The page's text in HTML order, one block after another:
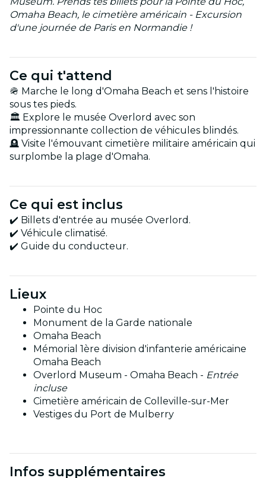
Omaha Beach, le cimetière américain - Excursion
d'une journée de Paris en Normandie !
Ce qui t'attend
🪖 Marche le long d'Omaha Beach et sens l'histoire
sous tes pieds.
🏛️ Explore le musée Overlord avec son
impressionnante collection de véhicules blindés.
🪦 Visite l'émouvant cimetière militaire américain qui
surplombe la plage d'Omaha.
Ce qui est inclus
✔️ Billets d'entrée au musée Overlord.
✔️ Véhicule climatisé.
✔️ Guide du conducteur.
Lieux
Pointe du Hoc
Monument de la Garde nationale
Omaha Beach
Mémorial 1ère division d'infanterie américaine
Omaha Beach
Overlord Museum - Omaha Beach - Entrée
incluse
Cimetière américain de Colleville-sur-Mer
Vestiges du Port de Mulberry
Infos supplémentaires